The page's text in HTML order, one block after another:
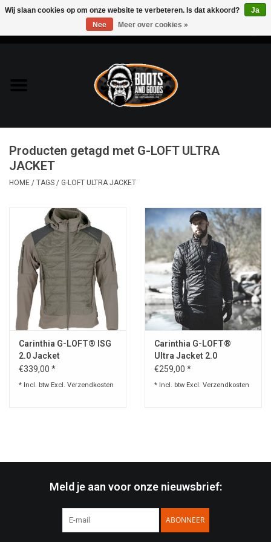
Bags & Packs
Bescherming
Kleding
Messen & Multitools
Schoenen
Speelgoed
Survival
WAPENS
Producten getagd met G-LOFT ULTRA
JACKET
HOME / TAGS / G-LOFT ULTRA JACKET
Carinthia G-LOFT® ISG
2.0 Jacket
€339,00 *
* Incl. btw Excl. Verzendkosten
Carinthia G-LOFT®
Ultra Jacket 2.0
€259,00 *
* Incl. btw Excl. Verzendkosten
Meld je aan voor onze nieuwsbrief:
ABONNEER
Wij slaan cookies op om onze website te verbeteren. Is dat akkoord?
Ja
Nee
Meer over cookies »